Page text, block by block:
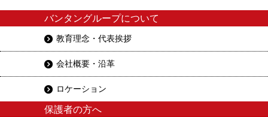
バンタングループについて
教育理念・代表挨拶
会社概要・沿革
ロケーション
保護者の方へ